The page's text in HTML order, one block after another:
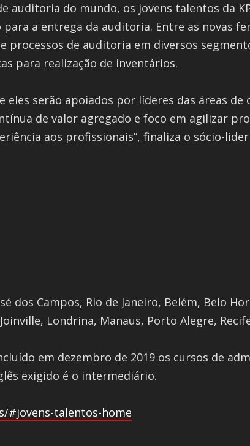
auditoria do mundo, os jovens talentos da
a entrega da auditoria. Entre as novas
de auditoria em diversos
para realização de inventários.
serão apoiados por líderes das áreas de
de valor agregado e foco em agilizar
aos profissionais”, finaliza o sócio-
dos Campos, Rio de Janeiro, Belém, Belo
Londrina, Manaus, Porto Alegre,
em dezembro de 2019 os cursos de
exigido é o intermediário.
#jovens-talentos-home